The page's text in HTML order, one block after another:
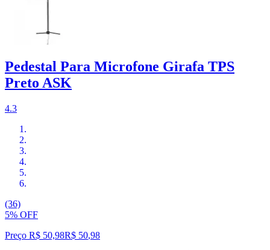
Pedestal Para Microfone Girafa TPS
Preto ASK
4.3
(36)
5% OFF
Preço R$ 50,98R$ 50,98